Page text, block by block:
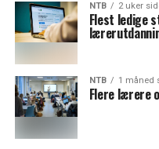
NTB 2 uker
Flest ledige
NTB 1 måned
Flere lærere